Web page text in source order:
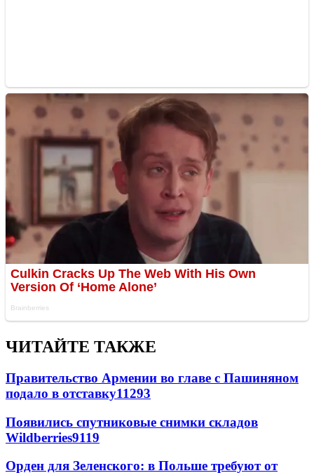
ЧИТАЙТЕ ТАКЖЕ
Правительство Армении во главе с Пашиняном
подало в отставку11293
Появились спутниковые снимки складов
Wildberries9119
Орден для Зеленского: в Польше требуют от